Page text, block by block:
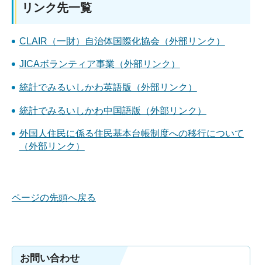
リンク先一覧
CLAIR（一財）自治体国際化協会（外部リンク）
JICAボランティア事業（外部リンク）
統計でみるいしかわ英語版（外部リンク）
統計でみるいしかわ中国語版（外部リンク）
外国人住民に係る住民基本台帳制度への移行について
（外部リンク）
ページの先頭へ戻る
お問い合わせ